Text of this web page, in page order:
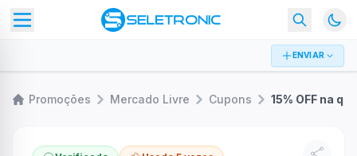
ENVIAR
Promoções Mercado Livre Cupons